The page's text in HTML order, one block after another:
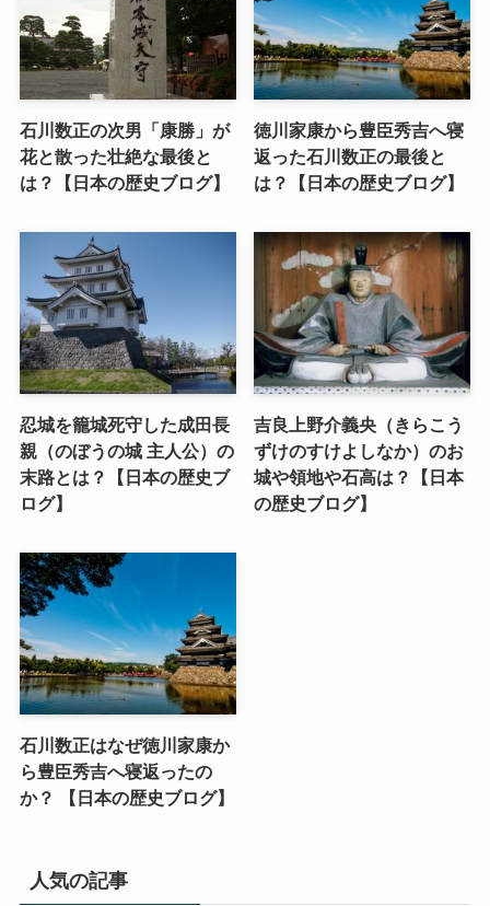
石川数正の次男「康勝」が
花と散った壮絶な最後と
は？【日本の歴史ブログ】
徳川家康から豊臣秀吉へ寝
返った石川数正の最後と
は？【日本の歴史ブログ】
忍城を籠城死守した成田長
親（のぼうの城 主人公）の
末路とは？【日本の歴史ブ
ログ】
吉良上野介義央（きらこう
ずけのすけよしなか）のお
城や領地や石高は？【日本
の歴史ブログ】
石川数正はなぜ徳川家康か
ら豊臣秀吉へ寝返ったの
か？ 【日本の歴史ブログ】
人気の記事